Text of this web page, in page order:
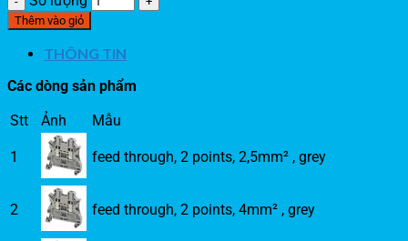
Thêm vào giỏ
THÔNG TIN
Các dòng sản phẩm
Stt
Ảnh Mẫu
1 feed through, 2 points, 2,5mm² , grey
2 feed through, 2 points, 4mm² , grey